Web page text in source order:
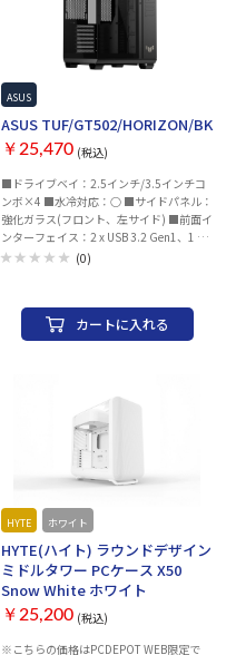
ASUS
ASUS TUF/GT502/HORIZON/BK
￥25,470 (税込)
■ドライブベイ：2.5インチ/3.5インチコ
ンボ×4 ■水冷対応：○ ■サイドパネル：
強化ガラス(フロント、左サイド) ■前面イ
ンターフェイス：2 x USB 3.2 Gen1、1 x
USB 3.2 Gen 2x2 Type C、LED Control
ラー：なし ■対応マザーボード：ATX、
MicroATX、Mini-ITX ■対応グラフィック
ボード：400mm ■対応CPUクーラー：
120mm × 3/ 140mm × 2、、（背面・後
部(リア)）120mm × 1、（側面(サイ
ド)）120mm × 3、（底面(ボトム)）
120mm × 3、（その他）右：120mm ×
3/ 140mm× 2 ■搭載可能ラジエータ：
（上面・上部(トップ)）
部(リア)）120mm、（側面(サイド)）
120/140/240/280/360 mm ■重量 ：11
kg ■幅x高さx奥行：285x450x446 mm ■
カラー：ブラック系
(0)
カートに入れる
HYTE ホワイト
HYTE(ハイト) ラウンドデザイン
ミドルタワー PCケース X50
Snow White ホワイト
￥25,200 (税込)
※こちらの価格はPCDEPOT WEB限定で